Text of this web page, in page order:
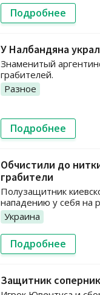
Подробнее
У Налбандяна
Знаменитый
грабителей.
Разное
Подробнее
Обчистили до
грабители
Полузащитник
нападению у себя на
Украина
Подробнее
Защитник